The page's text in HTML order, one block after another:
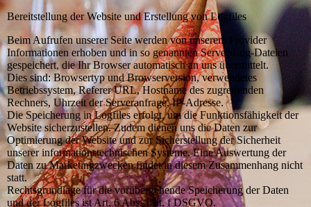
Bereitstellung der Website und Erstellung von Logfiles
Beim Aufrufen unserer Seite werden von unserem Provider
Informationen erhoben und in so genannten Server-Log-Dateien
gespeichert, die Ihr Browser automatisch an uns übermittelt.
Dies sind: Browsertyp und Browserversion, verwendetes
Betriebssystem, Referer URL, Hostname des zugreifenden
Rechners, Uhrzeit der Serveranfrage, IP-Adresse.
Die Speicherung in Logfiles erfolgt, um die Funktionsfähigkeit der
Website sicherzustellen. Zudem dienen uns die Daten zur
Optimierung der Website und zur Sicherstellung der Sicherheit
unserer informationstechnischen Systeme. Eine Auswertung der
Daten zu Marketingzwecken findet in diesem Zusammenhang nicht
statt.
Rechtsgrundlage für die vorübergehende Speicherung der Daten
und der Logfiles ist Art. 6 Abs. 1 lit. f DSGVO.